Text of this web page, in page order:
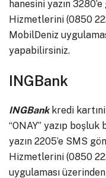
hanesini yazın
Hizmetlerini (0850
MobilDeniz
yapabilirsiniz.
INGBank
INGBankkredi
“ONAY” yazıp boşluk
yazın 2205’e SMS
Hizmetlerini (0850
uygulaması